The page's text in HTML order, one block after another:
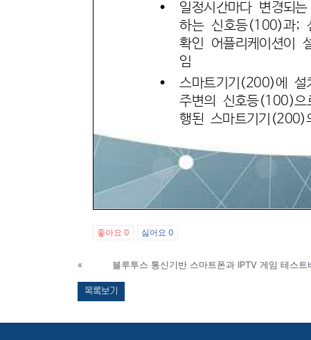
좋아요 0 싫어요 0
« 블루투스 통신기반 스마트폰과 IPTV 게임 테스트
목록보기